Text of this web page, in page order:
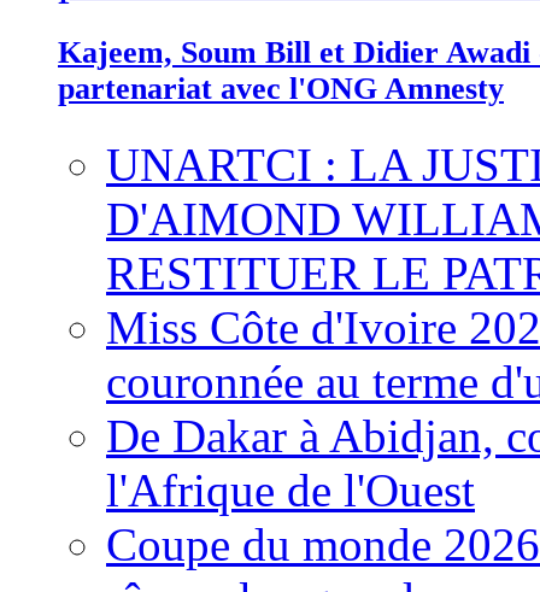
Kajeem, Soum Bill et Didier
partenariat avec l'ONG Amnesty
UNARTCI : LA
D'AIMOND
RESTITUER LE
Miss Côte d'Ivoire
couronnée au terme
De Dakar à Abidjan,
l'Afrique de l'Ouest
Coupe du monde